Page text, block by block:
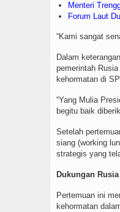
Menteri
Forum Laut
“Kami sangat
Dalam
pemerintah
kehormatan di
“Yang Mulia
begitu baik
Setelah
siang (working
strategis yang
Dukungan Rusia
Pertemuan ini
kehormatan